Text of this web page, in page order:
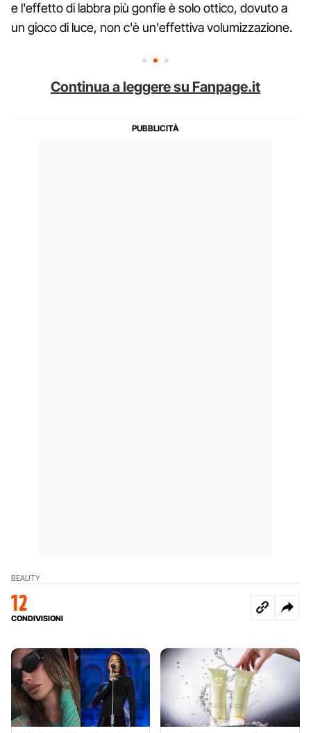
e l'effetto di labbra più gonfie è solo ottico, dovuto a
un gioco di luce, non c'è un'effettiva volumizzazione.
Continua a leggere su Fanpage.it
BEAUTY
12
CONDIVISIONI